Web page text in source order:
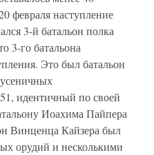
февраля наступление
3-й батальон полка
3-го батальона
Это был батальон
идентичный по своей
Иоахима Пайпера
Винценца Кайзера был
орудий и несколькими